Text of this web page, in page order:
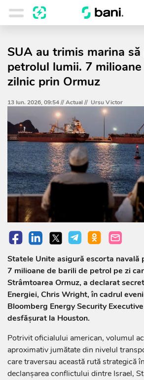
SUA au trimis marina să
petrolul lumii. 7
zilnic prin Ormuz
13 Iun. 2026, 09:54 //Actual// Ursu Victor
Statele Unite asigură escorta
7 milioane de barili de petrol pe zi
Strâmtoarea Ormuz, a declarat
Energiei, Chris Wright, în cadrul
Bloomberg Energy Security
desfășurat la Houston.
Potrivit oficialului american, volumul
aproximativ jumătate din nivelul
care traversau această rută strategică
declanșarea conflictului dintre Israel,